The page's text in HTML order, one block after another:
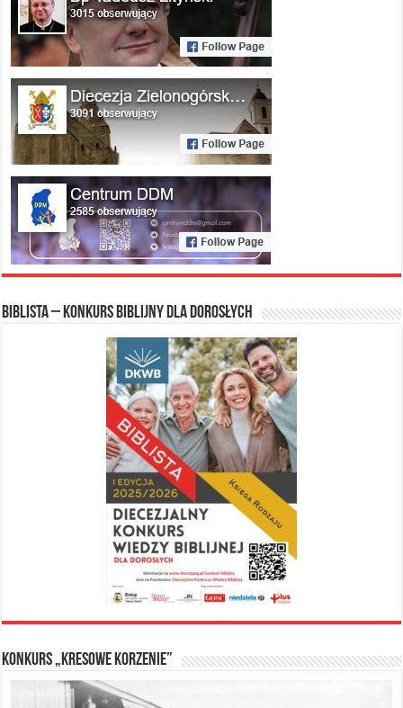
Biblista – konkurs biblijny dla dorosłych
Konkurs „Kresowe Korzenie”